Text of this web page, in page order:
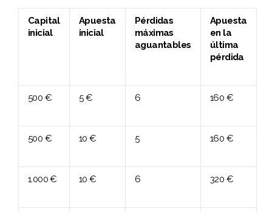
Capital
inicial
Apuesta
inicial
Pérdidas
máximas
aguantables
Apuesta
en la
última
pérdida
500 € 5 € 6 160 €
500 € 10 € 5 160 €
1.000 € 10 € 6 320 €